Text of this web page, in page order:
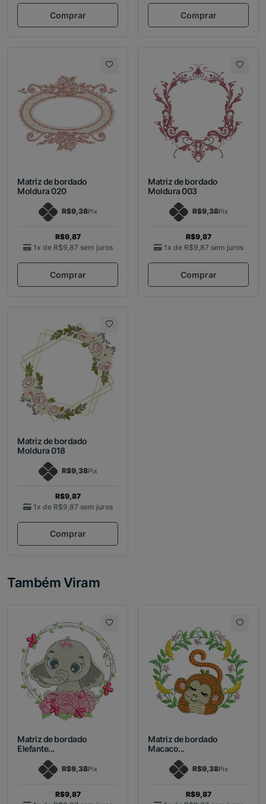
Comprar Comprar
Matriz de bordado
Moldura 020
R$9,38Pix
R$9,87
1x de R$9,87 sem juros
Comprar
Matriz de bordado
Moldura 003
R$9,38Pix
R$9,87
1x de R$9,87 sem juros
Comprar
Matriz de bordado
Moldura 018
R$9,38Pix
R$9,87
1x de R$9,87 sem juros
Comprar
Também Viram
Matriz de bordado
Elefante...
R$9,38Pix
R$9,87
Matriz de bordado
Macaco...
R$9,38Pix
R$9,87